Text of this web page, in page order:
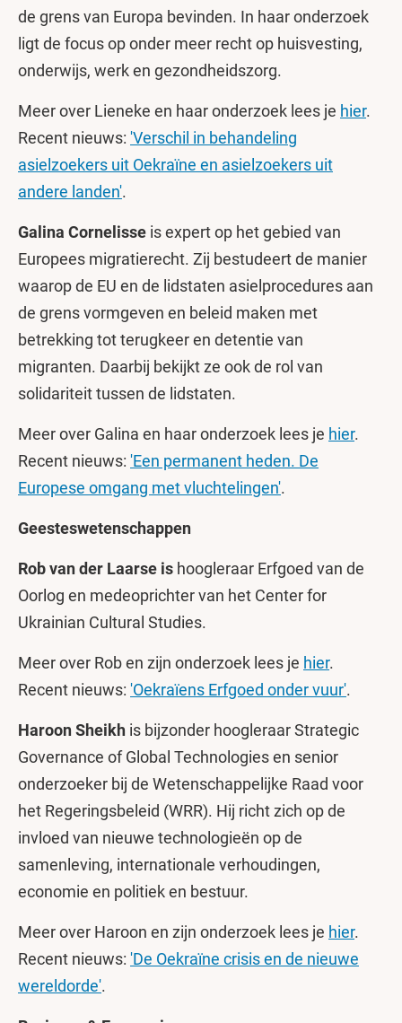
de grens van Europa bevinden. In haar onderzoek
ligt de focus op onder meer recht op huisvesting,
onderwijs, werk en gezondheidszorg.
Meer over Lieneke en haar onderzoek lees je hier.
Recent nieuws: 'Verschil in behandeling
asielzoekers uit Oekraïne en asielzoekers uit
andere landen'.
Galina Cornelisse is expert op het gebied van
Europees migratierecht. Zij bestudeert de manier
waarop de EU en de lidstaten asielprocedures aan
de grens vormgeven en beleid maken met
betrekking tot terugkeer en detentie van
migranten. Daarbij bekijkt ze ook de rol van
solidariteit tussen de lidstaten.
Meer over Galina en haar onderzoek lees je hier.
Recent nieuws: 'Een permanent heden. De
Europese omgang met vluchtelingen'.
Geesteswetenschappen
Rob van der Laarse is hoogleraar Erfgoed van de
Oorlog en medeoprichter van het Center for
Ukrainian Cultural Studies.
Meer over Rob en zijn onderzoek lees je hier.
Recent nieuws: 'Oekraïens Erfgoed onder vuur'.
Haroon Sheikh is bijzonder hoogleraar Strategic
Governance of Global Technologies en senior
onderzoeker bij de Wetenschappelijke Raad voor
het Regeringsbeleid (WRR). Hij richt zich op de
invloed van nieuwe technologieën op de
samenleving, internationale verhoudingen,
economie en politiek en bestuur.
Meer over Haroon en zijn onderzoek lees je hier.
Recent nieuws: 'De Oekraïne crisis en de nieuwe
wereldorde'.